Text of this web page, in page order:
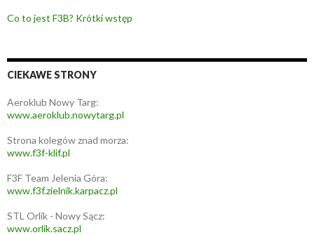
Co to jest F3B? Krótki wstęp
CIEKAWE STRONY
Aeroklub Nowy Targ:
www.aeroklub.nowytarg.pl
Strona kolegów znad morza:
www.f3f-klif.pl
F3F Team Jelenia Góra:
www.f3f.zielnik.karpacz.pl
STL Orlik - Nowy Sącz:
www.orlik.sacz.pl